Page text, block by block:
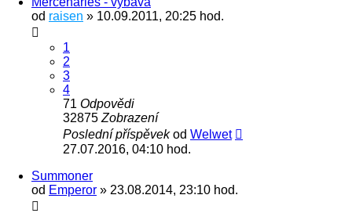
od raisen » 10.09.2011, 20:25 hod.
1
2
3
4
71 Odpovědi
32875 Zobrazení
Poslední příspěvekod Welwet
27.07.2016, 04:10 hod.
Summoner
od Emperor » 23.08.2014, 23:10 hod.